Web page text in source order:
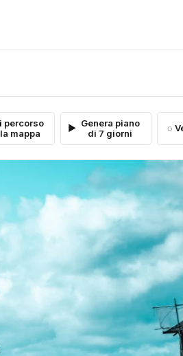
percorso
mappa
Genera piano
di 7 giorni